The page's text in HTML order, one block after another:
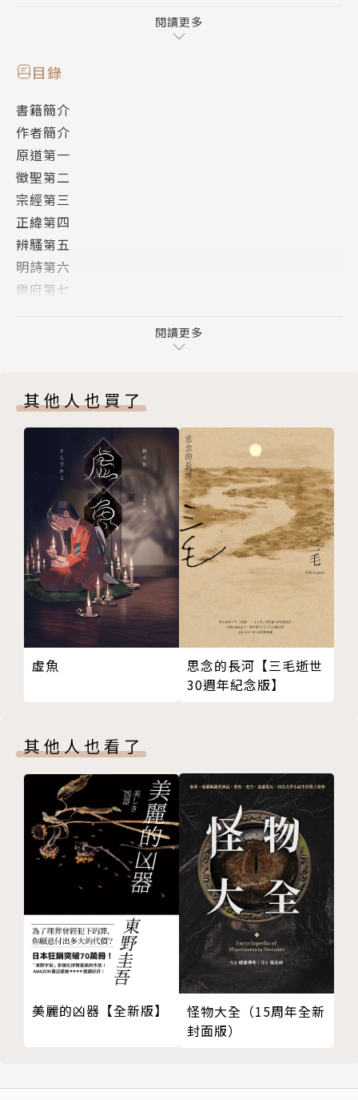
光來分析、評論文學的觀念。書中闡發了質先於文、質
文並重的文學主張，並說明內容和形式的關係。
劉勰，生於泰始元年（約465年），字彥和。原籍東莞
評家，為齊悼惠王劉肥的後裔。
篤志好學，終身未婚，三十多歲時，寫成三萬七千字的
《文心雕龍》，沈約讚：「大重之，謂爲深得文理。」
《文心雕龍》引論古今文體及其作法，和唐朝劉知幾的
《史通》、清朝章學誠的《文史通義》，並稱中國文史
批評三大名著。
目錄
辨騷第五
明詩第六
樂府第七
詮賦第八
祝盟第十
銘箴第十一
誄碑第十二
哀弔第十三
雜文第十四
諧隱第十五
史傳第十六
諸子第十七
檄移第二十
封禪第二十一
章表第二十二
奏啟第二十三
議對第二十四
書記第二十五
風骨第二十八
通變第二十九
定勢第三十
鎔裁第三十二
閱讀更多
目錄
書籍簡介
作者簡介
原道第一
徵聖第二
宗經第三
正緯第四
辨騷第五
明詩第六
樂府第七
誄碑第十二
哀弔第十三
雜文第十四
諧隱第十五
史傳第十六
諸子第十七
論說第十八
詔策第十九
檄移第二十
封禪第二十一
章表第二十二
奏啟第二十三
議對第二十四
體性第二十七
風骨第二十八
通變第二十九
定勢第三十
情采第三十一
鎔裁第三十二
生律第三十三
章句第三十四
麗辭第三十五
比興第三十六
夸飾第三十七
練字第三十九
閱讀更多
其他人也買了
虛魚
思念的長河【三毛逝世
30週年紀念版】
其他人也看了
美麗的凶器【全新版】
怪物大全（15周年全新
封面版）